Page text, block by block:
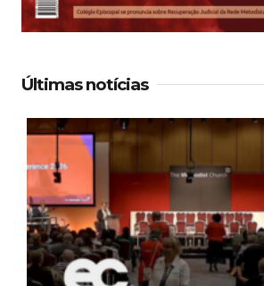
Últimas notícias